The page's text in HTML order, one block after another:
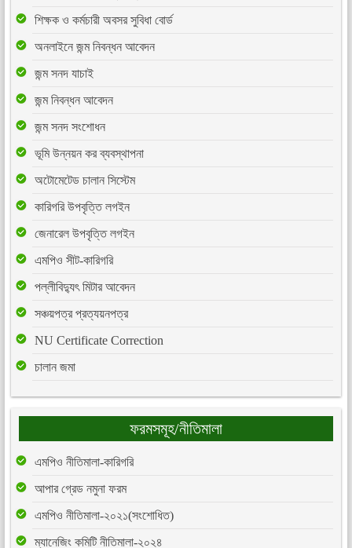
শিক্ষক ও কর্মচারী অবসর সুবিধা বোর্ড
অনলাইনে জন্ম নিবন্ধন আবেদন
জন্ম সনদ যাচাই
জন্ম নিবন্ধন আবেদন
জন্ম সনদ সংশোধন
ভূমি উন্নয়ন কর ব্যবস্থাপনা
অটোমেটেড চালান সিস্টেম
কারিগরি উপবৃত্তি লগইন
জেনারেল উপবৃত্তি লগইন
এমপিও সীট-কারিগরি
পল্লীবিদ্যুৎ মিটার আবেদন
সঞ্চয়পত্র প্রত্যয়নপত্র
NU Certificate Correction
চালান জমা
ফরমসমূহ/নীতিমালা
এমপিও নীতিমালা-কারিগরি
আপার গ্রেড নমুনা ফরম
এমপিও নীতিমালা-২০২১(সংশোধিত)
ম্যানেজিং কমিটি নীতিমালা-২০২৪